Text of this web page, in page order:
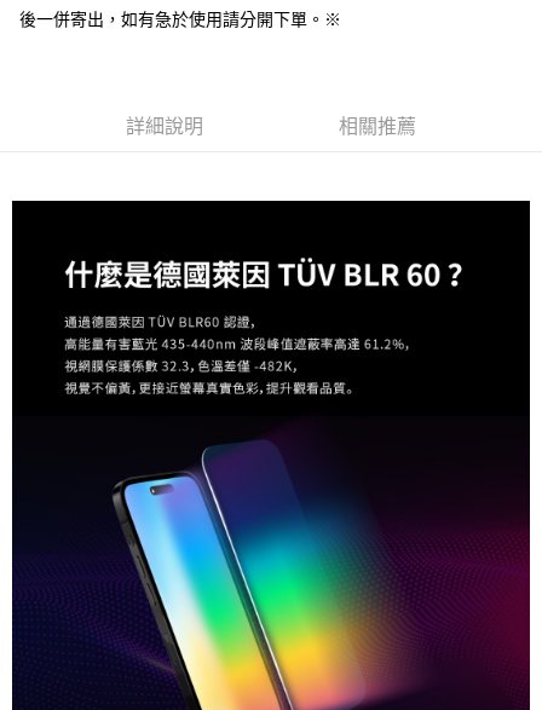
後付繳納相關費用。
權轉讓予恩沛科技股份有限公司。
３．未成年的使用者請事先徵得法定代理人或監護人之同意方可使用
「AFTEE先享後付」，若未經同意申辦者引起之損失，本公司不負相關責
４．使用「AFTEE先享後付」時，將依據個別帳號之用戶狀況，依本公司即
時審查核予不同之上限額度；若仍有額度不足之情形，本公司將視審查結果
請求用戶進行身份認證。
５．嚴禁一人註冊多個帳號或使用他人資訊註冊。若發現惡意使用之情形，
離島配送
後一併寄出，如有急於使用請分開下單。※
詳細說明 相關推薦